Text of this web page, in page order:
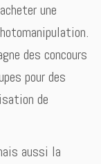
une
des concours
pour des
de
aussi la